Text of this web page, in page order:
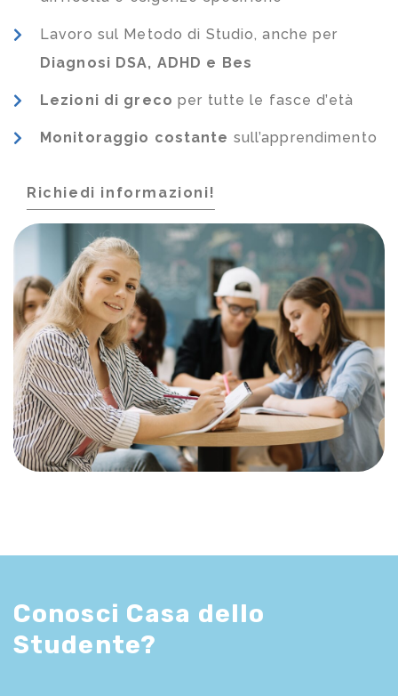
Lavoro sul Metodo di Studio, anche per
Diagnosi DSA, ADHD e Bes
Lezioni di greco per tutte le fasce d’età
Monitoraggio costante sull’apprendimento
Richiedi informazioni!
Conosci Casa dello
Studente?